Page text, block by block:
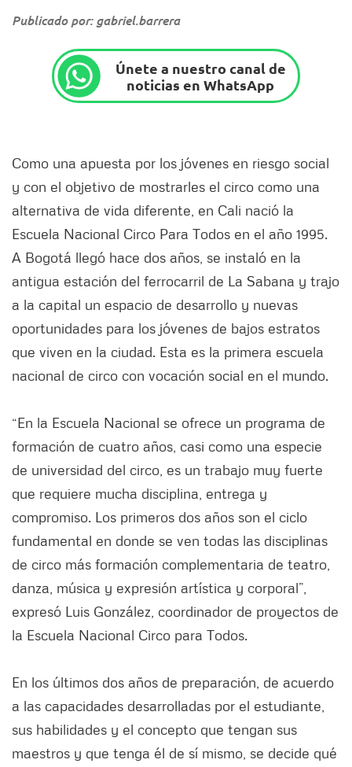
Publicado por: gabriel.barrera
Únete a nuestro canal de
noticias en WhatsApp
Como una apuesta por los jóvenes en riesgo social
y con el objetivo de mostrarles el circo como una
alternativa de vida diferente, en Cali nació la
Escuela Nacional Circo Para Todos en el año 1995.
A Bogotá llegó hace dos años, se instaló en la
antigua estación del ferrocarril de La Sabana y trajo
a la capital un espacio de desarrollo y nuevas
oportunidades para los jóvenes de bajos estratos
que viven en la ciudad. Esta es la primera escuela
nacional de circo con vocación social en el mundo.
“En la Escuela Nacional se ofrece un programa de
formación de cuatro años, casi como una especie
de universidad del circo, es un trabajo muy fuerte
que requiere mucha disciplina, entrega y
compromiso. Los primeros dos años son el ciclo
fundamental en donde se ven todas las disciplinas
de circo más formación complementaria de teatro,
danza, música y expresión artística y corporal”,
expresó Luis González, coordinador de proyectos de
la Escuela Nacional Circo para Todos.
En los últimos dos años de preparación, de acuerdo
a las capacidades desarrolladas por el estudiante,
sus habilidades y el concepto que tengan sus
maestros y que tenga él de sí mismo, se decide qué